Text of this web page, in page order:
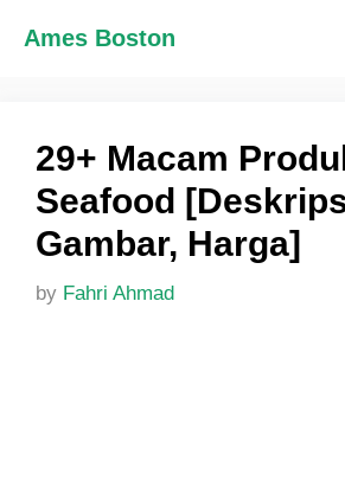
Ames Boston
29+ Macam
Seafood
Gambar, Harga]
by Fahri Ahmad